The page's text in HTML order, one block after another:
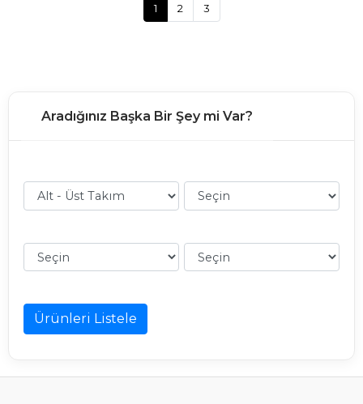
1 2 3
Aradığınız Başka Bir Şey mi Var?
Ürünleri Listele